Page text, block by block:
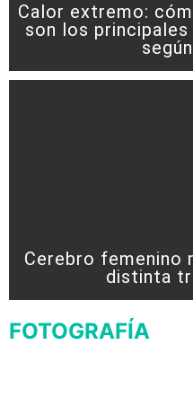
Calor extremo:
son los
Cerebro femenino
distinta
FOTOGRAFÍA